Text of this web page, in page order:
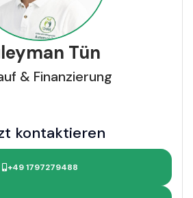
Tün
& Finanzierung
kontaktieren
+49 1797279488